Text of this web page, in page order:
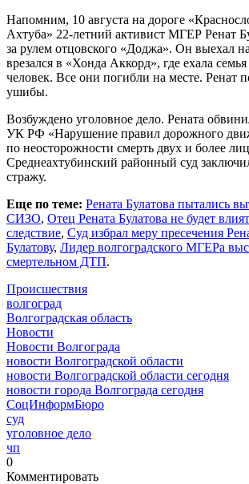
Напомним, 10 августа на дороге
Ахтуба» 22-летний активист МГЕР Ренат
за рулем отцовского «Доджа». Он выехал
врезался в «Хонда Аккорд», где ехала
человек. Все они погибли на месте. Ренат
ушибы.
Возбуждено уголовное дело. Рената
УК РФ «Нарушение правил дорожного
по неосторожности смерть двух и более
Среднеахтубинский районный суд
стражу.
Еще по теме: Рената Булатова пытались
СИЗО, Отец Рената Булатова не будет
следствие, Суд избрал меру пресечения
Булатову, Лидер волгоградского МГЕРа
смертельном ДТП.
Происшествия
волгоград
Волгоградская область
Новости
Новости Волгограда
новости Волгоградской области
новости Волгоградской области сегодня
новости города Волгограда сегодня
СоцИнформБюро
суд
уголовное дело
чп
0
Комментировать